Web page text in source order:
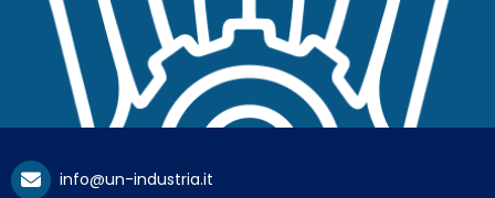
info@un-industria.it